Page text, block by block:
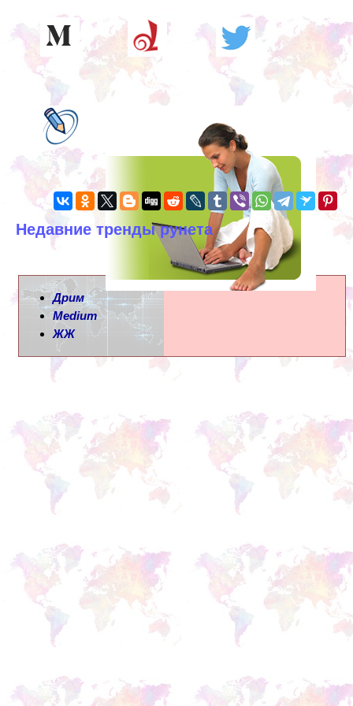
Недавние тренды рунета
Дрим
Medium
ЖЖ